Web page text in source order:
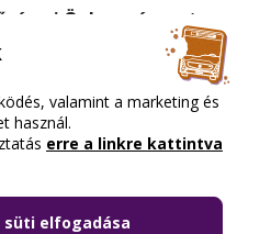
Önkormányzat
közterületek, ahol
várakozási
lakossági
milyen feltételekkel
Önkormányzat
valamint a marketing és
használ.
erre a linkre kattintva
süti elfogadása